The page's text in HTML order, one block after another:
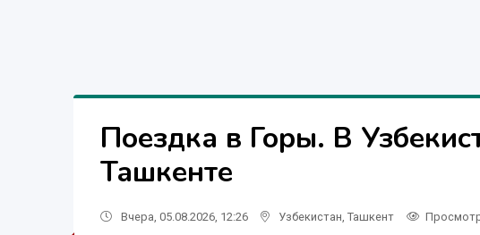
Поездка в Горы. В
Ташкенте
Вчера, 05.08.2026, 12:26 Узбекистан Ташкент